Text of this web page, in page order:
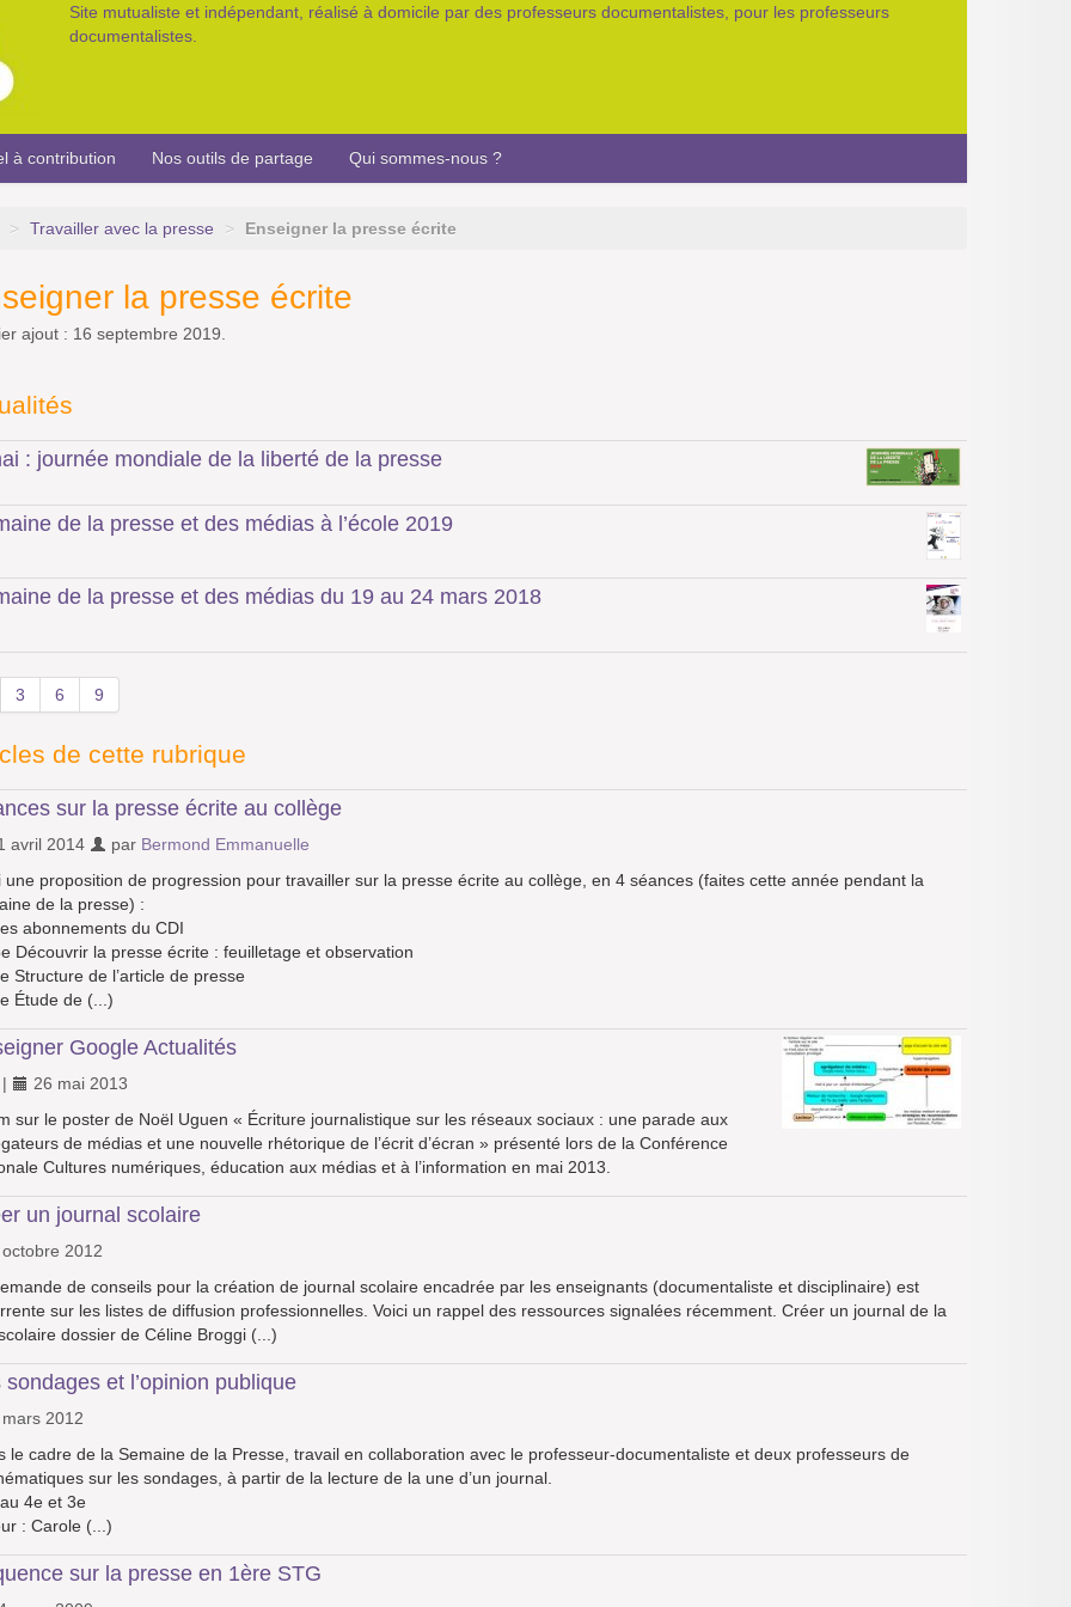
Site mutualiste et indépendant, réalisé à domicile par des professeurs documentalistes, pour les professeurs
documentalistes.
à contribution Nos outils de partage Qui sommes-nous ?
> Travailler avec la presse > Enseigner la presse écrite
la presse écrite
ajout : 16 septembre 2019.
: journée mondiale de la liberté de la presse
de la presse et des médias à l’école 2019
de la presse et des médias du 19 au 24 mars 2018
3 6 9
de cette rubrique
sur la presse écrite au collège
avril 2014 par Bermond Emmanuelle
une proposition de progression pour travailler sur la presse écrite au collège, en 4 séances (faites cette année pendant la
de la presse) :
abonnements du CDI
Découvrir la presse écrite : feuilletage et observation
Structure de l’article de presse
Étude de (...)
Google Actualités
|
26 mai 2013
sur le poster de Noël Uguen « Écriture journalistique sur les réseaux sociaux : une parade aux
de médias et une nouvelle rhétorique de l’écrit d’écran » présenté lors de la Conférence
Cultures numériques, éducation aux médias et à l’information en mai 2013.
un journal scolaire
2012
de conseils pour la création de journal scolaire encadrée par les enseignants (documentaliste et disciplinaire) est
sur les listes de diffusion professionnelles. Voici un rappel des ressources signalées récemment. Créer un journal de la
dossier de Céline Broggi (...)
sondages et l’opinion publique
2012
le cadre de la Semaine de la Presse, travail en collaboration avec le professeur-documentaliste et deux professeurs de
sur les sondages, à partir de la lecture de la une d’un journal.
4e et 3e
: Carole (...)
sur la presse en 1ère STG